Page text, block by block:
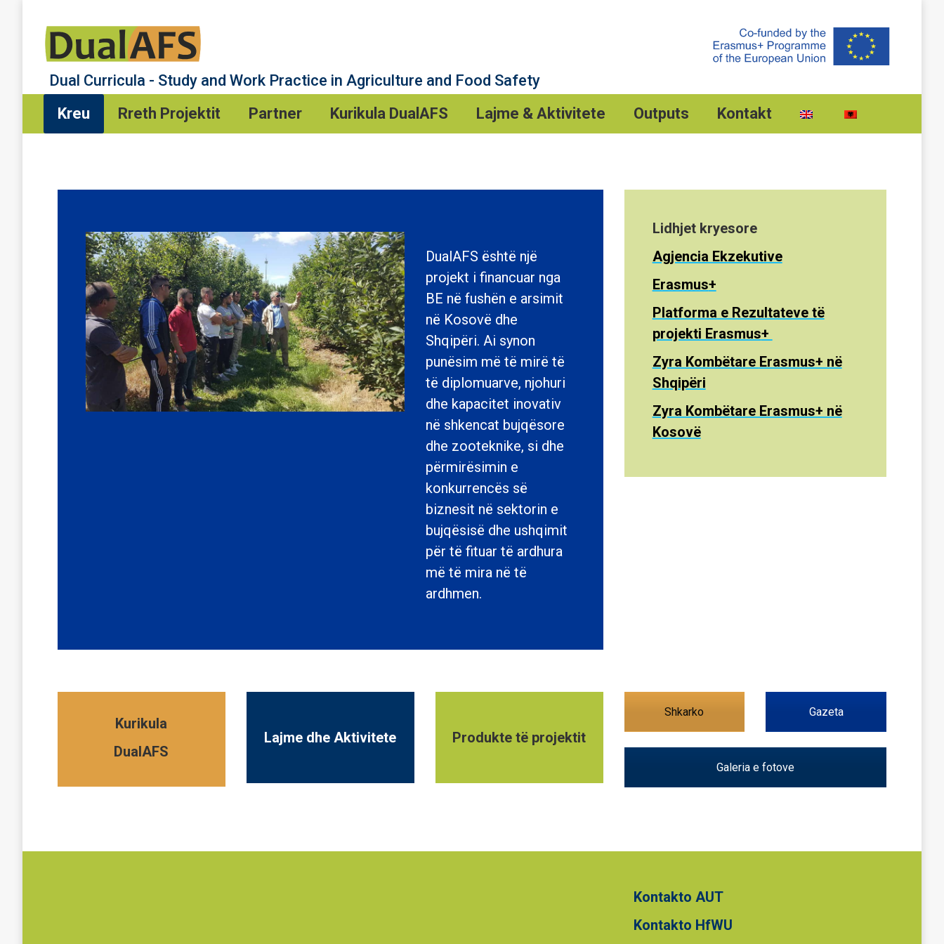
Kreu Rreth Projektit Partner Kurikula DualAFS Lajme & Aktivitete Outputs Kontakt
DualAFS është një
projekt i financuar nga
BE në fushën e arsimit
në Kosovë dhe
Shqipëri. Ai synon
punësim më të mirë të
të diplomuarve, njohuri
dhe kapacitet inovativ
në shkencat bujqësore
dhe zooteknike, si dhe
përmirësimin e
konkurrencës së
biznesit në sektorin e
bujqësisë dhe ushqimit
për të fituar të ardhura
më të mira në të
ardhmen.
Lidhjet kryesore
Agjencia Ekzekutive
Erasmus+
Platforma e Rezultateve të
projekti Erasmus+
Zyra Kombëtare Erasmus+ në
Shqipëri
Zyra Kombëtare Erasmus+ në
Kosovë
Kurikula
DualAFS
Lajme dhe Aktivitete Produkte të projektit
Shkarko Gazeta
Galeria e fotove
Kontakto AUT
Kontakto HfWU